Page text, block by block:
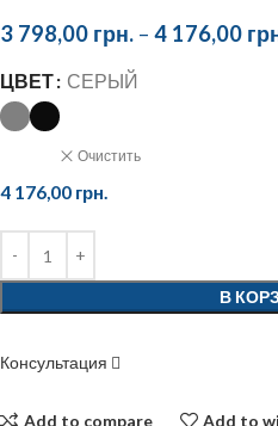
3 798,00 грн. – 4 176,00
ЦВЕТ СЕРЫЙ
Очистить
4 176,00 грн.
В
Консультация
Add to compare Add to